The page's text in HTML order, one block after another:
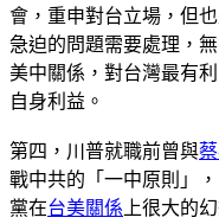
會，重申對台立場，但
急迫的問題需要處理，
美中關係，對台灣最有
自身利益。
第四，川普就職前曾與
戰中共的「一中原則」
黨在台美關係 上很大的